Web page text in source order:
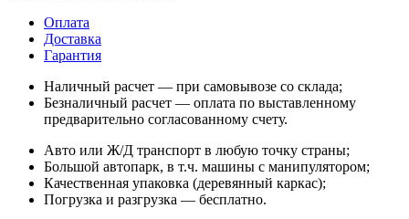
Оплата
Доставка
Гарантия
Наличный расчет — при самовывозе со склада;
Безналичный расчет — оплата по выставленному
предварительно согласованному счету.
Авто или Ж/Д транспорт в любую точку страны;
Большой автопарк, в т.ч. машины с манипулятором;
Качественная упаковка (деревянный каркас);
Погрузка и разгрузка — бесплатно.